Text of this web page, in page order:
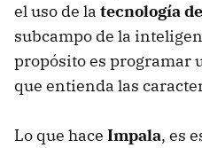
el uso de la tecnología
subcampo de la
propósito es programar
que entienda las
Lo que hace Impala, es